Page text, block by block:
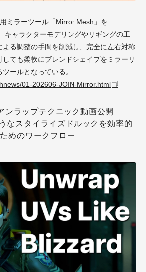
ミラーツール「Mirror Mesh」を
キャラクターモデリングやリギングの工
よる調整の手間を削減し、完全に左右対称
ても柔軟にブレンドシェイプをミラーリ
ールとなっている。
01-202606-JOIN-Mirror.html
ンラップテクニック動画公開
なスタイライズドルックを効率的
めのワークフロー